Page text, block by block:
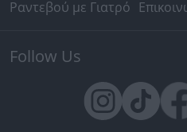
Ραντεβού με Γιατρό
Follow Us